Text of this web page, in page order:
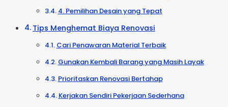
4. Pemilihan Desain yang Tepat
Tips Menghemat Biaya Renovasi
Cari Penawaran Material Terbaik
Gunakan Kembali Barang yang Masih Layak
Prioritaskan Renovasi Bertahap
Kerjakan Sendiri Pekerjaan Sederhana